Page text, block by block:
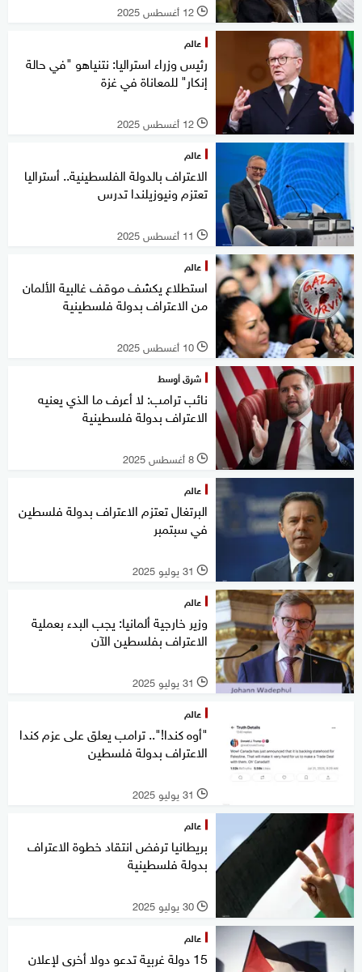
l 12 أغسطس 2025
عالم
رئيس وزراء استراليا: نتنياهو "في حالة
إنكار" للمعاناة في غزة
l 12 أغسطس 2025
عالم
الاعتراف بالدولة الفلسطينية.. أستراليا
تعتزم ونيوزيلندا تدرس
l 11 أغسطس 2025
عالم
استطلاع يكشف موقف غالبية الألمان
من الاعتراف بدولة فلسطينية
l 10 أغسطس 2025
شرق أوسط
نائب ترامب: لا أعرف ما الذي يعنيه
الاعتراف بدولة فلسطينية
l 8 أغسطس 2025
عالم
البرتغال تعتزم الاعتراف بدولة فلسطين
في سبتمبر
l 31 يوليو 2025
عالم
وزير خارجية ألمانيا: يجب البدء بعملية
الاعتراف بفلسطين الآن
l 31 يوليو 2025
عالم
"أوه كندا!".. ترامب يعلق على عزم كندا
الاعتراف بدولة فلسطين
l 31 يوليو 2025
عالم
بريطانيا ترفض انتقاد خطوة الاعتراف
بدولة فلسطينية
l 30 يوليو 2025
عالم
15 دولة غربية تدعو دولا أخرى لإعلان